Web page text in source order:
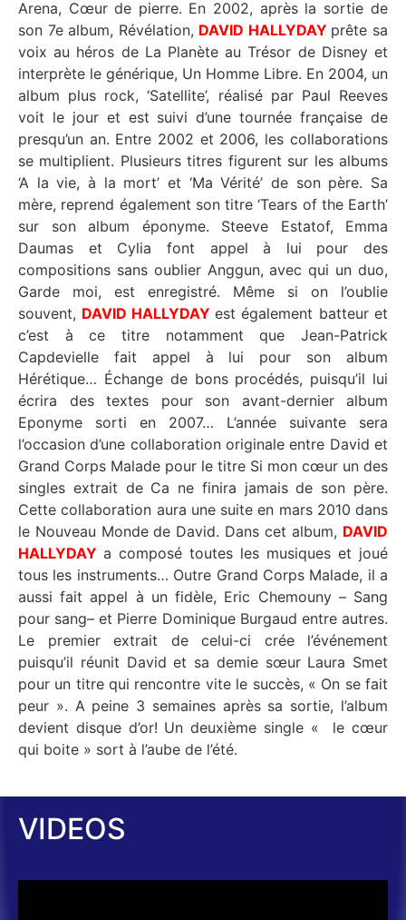
Arena, Cœur de pierre. En 2002, après la sortie de
son 7e album, Révélation, DAVID HALLYDAY prête sa
voix au héros de La Planète au Trésor de Disney et
interprète le générique, Un Homme Libre. En 2004, un
album plus rock, ‘Satellite’, réalisé par Paul Reeves
voit le jour et est suivi d’une tournée française de
presqu’un an. Entre 2002 et 2006, les collaborations
se multiplient. Plusieurs titres figurent sur les albums
‘A la vie, à la mort’ et ‘Ma Vérité’ de son père. Sa
mère, reprend également son titre ‘Tears of the Earth’
sur son album éponyme. Steeve Estatof, Emma
Daumas et Cylia font appel à lui pour des
compositions sans oublier Anggun, avec qui un duo,
Garde moi, est enregistré. Même si on l’oublie
souvent, DAVID HALLYDAY est également batteur et
c’est à ce titre notamment que Jean-Patrick
Capdevielle fait appel à lui pour son album
Hérétique… Échange de bons procédés, puisqu’il lui
écrira des textes pour son avant-dernier album
Eponyme sorti en 2007… L’année suivante sera
l’occasion d’une collaboration originale entre David et
Grand Corps Malade pour le titre Si mon cœur un des
singles extrait de Ca ne finira jamais de son père.
Cette collaboration aura une suite en mars 2010 dans
le Nouveau Monde de David. Dans cet album, DAVID
HALLYDAY a composé toutes les musiques et joué
tous les instruments… Outre Grand Corps Malade, il a
aussi fait appel à un fidèle, Eric Chemouny – Sang
pour sang– et Pierre Dominique Burgaud entre autres.
Le premier extrait de celui-ci crée l’événement
puisqu’il réunit David et sa demie sœur Laura Smet
pour un titre qui rencontre vite le succès, « On se fait
peur ». A peine 3 semaines après sa sortie, l’album
devient disque d’or! Un deuxième single « le cœur
qui boite » sort à l’aube de l’été.
VIDEOS